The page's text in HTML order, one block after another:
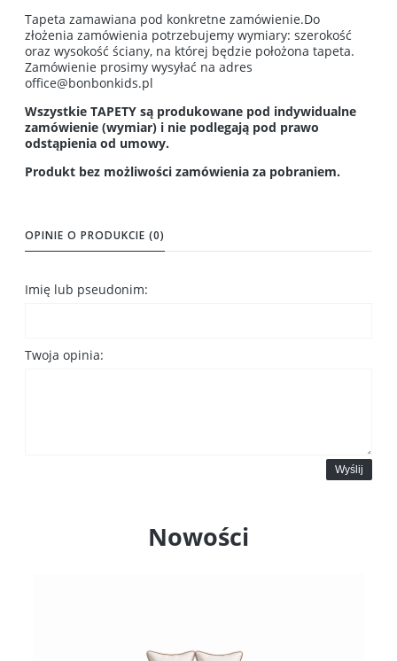
Tapeta zamawiana pod konkretne zamówienie.Do
złożenia zamówienia potrzebujemy wymiary: szerokość
oraz wysokość ściany, na której będzie położona tapeta.
Zamówienie prosimy wysyłać na adres
office@bonbonkids.pl
Wszystkie TAPETY są produkowane pod indywidualne
zamówienie (wymiar) i nie podlegają pod prawo
odstąpienia od umowy.
Produkt bez możliwości zamówienia za pobraniem.
OPINIE O PRODUKCIE (0)
Imię lub pseudonim:
Twoja opinia:
Wyślij
Nowości